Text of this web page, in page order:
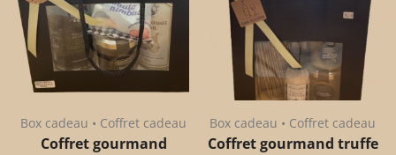
Box cadeau • Coffret cadeau
Coffret gourmand
Box cadeau • Coffret cadeau
Coffret gourmand truffe